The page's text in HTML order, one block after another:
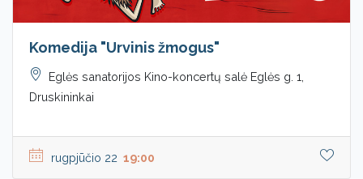
Komedija "Urvinis žmogus"
Eglės sanatorijos Kino-koncertų salė Eglės g. 1,
Druskininkai
rugpjūčio 22 19:00